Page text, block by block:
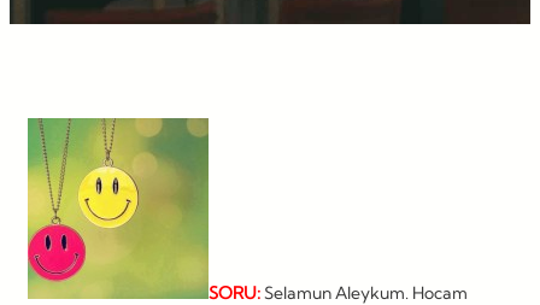
SORU:Selamun Aleykum. Hocam